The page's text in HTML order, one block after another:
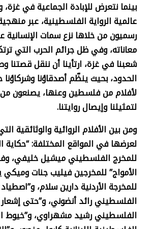
بينما نتعرض للإبادة الجماعية في
عالمية الرواية الفلسطينية، عبر
رسميون من خلاها نزع سمات الإنسانية
معاناته، وفي ظل جرائم الحرب التي
شعبنا في غزة، ارتأينا أن ننقل قصتنا
الحدود، بحيث ينظّم أصدقاؤنا
لأفلام من فلسطين وعنها، يصنعون
لتمثيلنا وإيصال روايتنا.
ومن بين الأفلام الروائية والوثائقية
لعرضها في المواقع المختلفة: “حكاية
للمخرج الفلسطيني ميشيل خليفي،
الأمواج” للمخرجين فيليب جنات وميكي
للمخرجة الأردنية دارين سلام،
الفلسطيني رائد أنضوني، و”حتى إشعار
الفلسطيني رشيد مشهراوي، و”خيوط